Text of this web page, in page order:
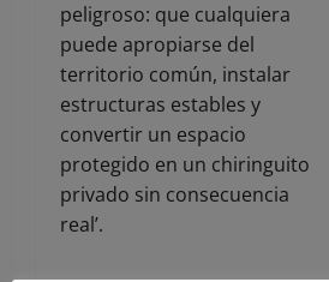
peligroso: que cualquiera
puede apropiarse del
territorio común, instalar
estructuras estables y
convertir un espacio
protegido en un chiringuito
privado sin consecuencia
real’.